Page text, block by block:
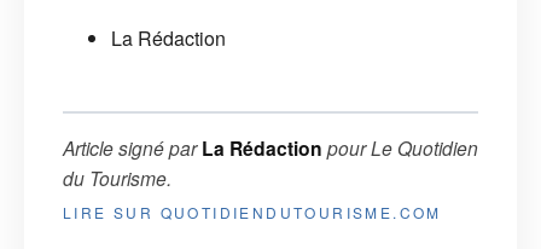
La Rédaction
Article signé parLa Rédaction pourLe Quotidien
du Tourisme.
LIRE SUR QUOTIDIENDUTOURISME.COM